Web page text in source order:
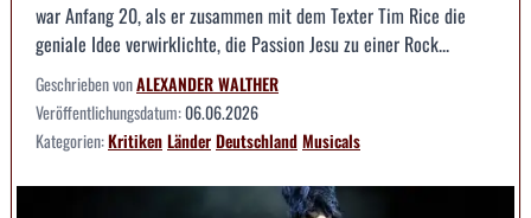
war Anfang 20, als er zusammen mit dem Texter Tim Rice die
geniale Idee verwirklichte, die Passion Jesu zu einer Rock...
Geschrieben vonALEXANDER WALTHER
Veröffentlichungsdatum:06.06.2026
Kategorien:KritikenLänderDeutschlandMusicals